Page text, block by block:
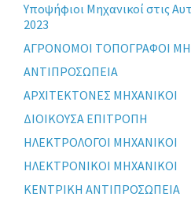
Yποψήφιοι Μηχανικοί στις
2023
ΑΓΡΟΝΟΜΟΙ ΤΟΠΟΓΡΑΦΟΙ
ΑΝΤΙΠΡΟΣΩΠΕΙΑ
ΑΡΧΙΤΕΚΤΟΝΕΣ ΜΗΧΑΝΙΚΟΙ
ΔΙΟΙΚΟΥΣΑ ΕΠΙΤΡΟΠΗ
ΗΛΕΚΤΡΟΛΟΓΟΙ ΜΗΧΑΝΙΚΟΙ
ΗΛΕΚΤΡΟΝΙΚΟΙ ΜΗΧΑΝΙΚΟΙ
ΚΕΝΤΡΙΚΗ ΑΝΤΙΠΡΟΣΩΠΕΙΑ